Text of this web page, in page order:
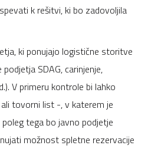
k rešitvi, ki bo zadovoljila
ki ponujajo logistične storitve
SDAG, carinjenje,
V primeru kontrole bi lahko
tovorni list -, v katerem je
tega bo javno podjetje
možnost spletne rezervacije